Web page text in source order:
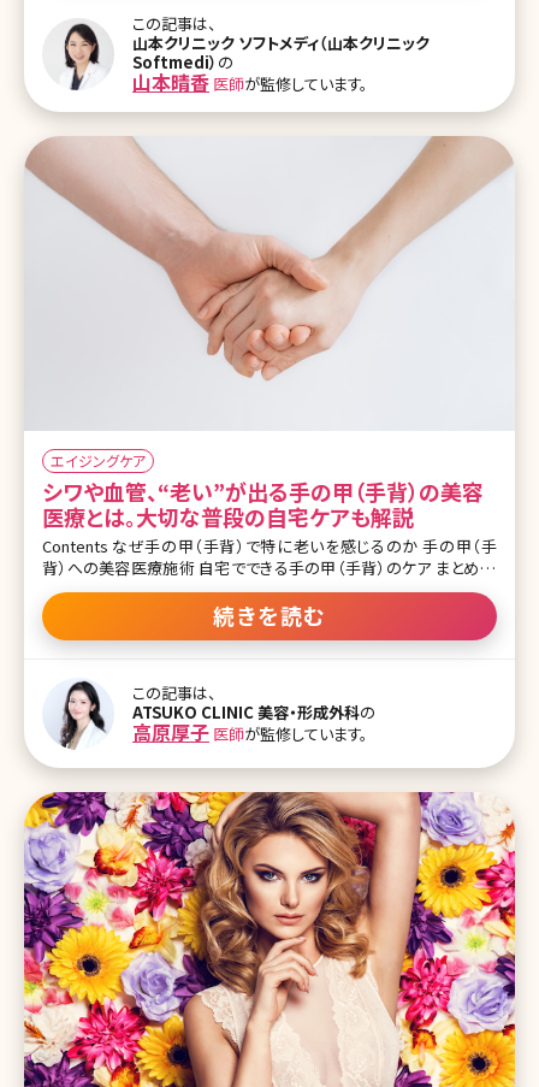
のたるみは表皮・真皮・皮下脂肪・筋肉・骨まで様々な層の変化が重
なって起こるため、一人ひとりの状態に合わせたアプローチが必要
です。現在のたるみの程度やライフスタイルを考慮して、その方に最
適な治療計画を組み立てることが重要といえます。 目次 1.美容外科
でできる顔のリフトアップ方法とは?〜手術による切る顔のリフトアッ
とめ〜効
この記事は、
山本クリニック ソフトメディ（山本クリニック
Softmedi） の
山本晴香 医師が監修しています。
エイジングケア
シワや血管、“老い”が出る手の甲（手背）の美容
医療とは。大切な普段の自宅ケアも解説
Contents なぜ手の甲（手背）で特に老いを感じるのか 手の甲（手
背）への美容医療施術 自宅でできる手の甲（手背）のケア まとめ よ
く、芸能人で顔はとても若々しく綺麗なのに、体のパーツで老いを感
じるなんてことありませんか?よく言われるパーツとしては首と手の
甲が挙げられます。また、美容医療に初めてくる方の中にお悩みとし
いなかったけれど、気づいたらしわしわでおばあさんのような手にな
ってしまって、どうして良いのかわからない。なんとかなりませんか」
と患者様からよく聞かれます。確かに、手の甲や首はパーツとしてよく
目に入る部分ですし、顔はUVケアや保湿をしっかりしていても、体は
UVケアや保湿ができていないという方がとても多いです。 ロート製薬
続きを読む
この記事は、
ATSUKO CLINIC 美容・形成外科の
高原厚子 医師が監修しています。